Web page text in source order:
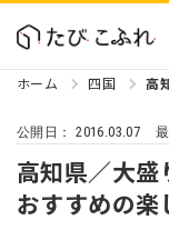
ホーム 四国 高
公開日：2016.03.07
高知県／大盛
おすすめの楽